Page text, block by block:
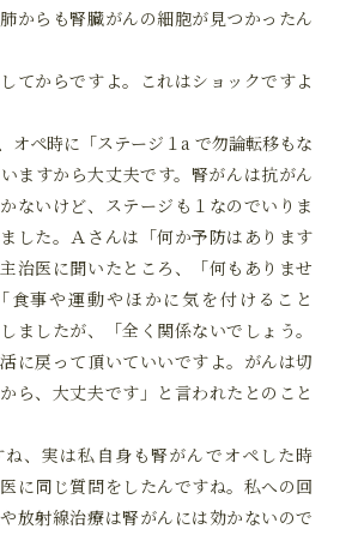
からも腎臓がんの細胞が見つかったん
てからですよ。これはショックですよ
オペ時に「ステージ１a で勿論転移もな
ますから大丈夫です。腎がんは抗がん
ないけど、ステージも１なのでいりま
した。Ａさんは「何か予防はあります
治医に聞いたところ、「何もありませ
食事や運動やほかに気を付けること
ましたが、「全く関係ないでしょう。
に戻って頂いていいですよ。がんは切
ら、大丈夫です」と言われたとのこと
、実は私自身も腎がんでオペした時
に同じ質問をしたんですね。私への回
放射線治療は腎がんには効かないので